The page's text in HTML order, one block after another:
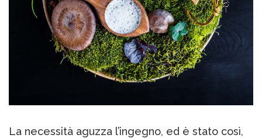
La necessità aguzza l’ingegno, ed è stato così,